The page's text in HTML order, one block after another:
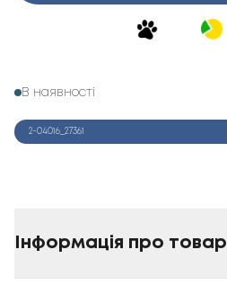
В наявності
2-04016_27361
Інформація про товар